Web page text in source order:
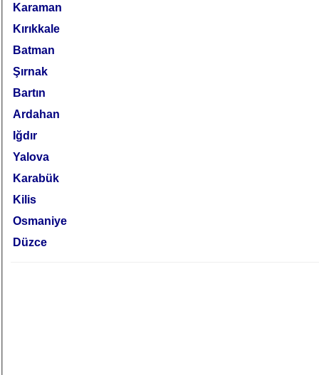
Karaman
Kırıkkale
Batman
Şırnak
Bartın
Ardahan
Iğdır
Yalova
Karabük
Kilis
Osmaniye
Düzce